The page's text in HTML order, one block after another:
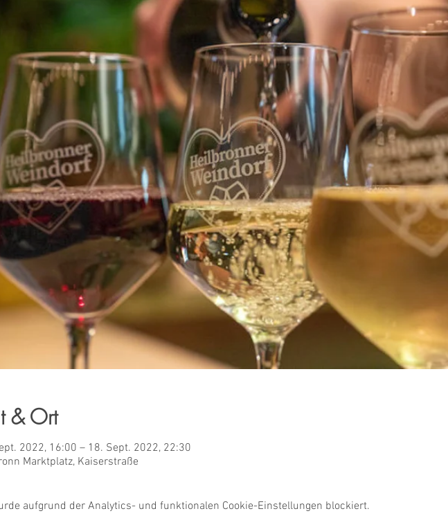
& Ort
2022, 16:00 – 18. Sept. 2022, 22:30
Marktplatz, Kaiserstraße
aufgrund der Analytics- und funktionalen Cookie-Einstellungen blockiert.